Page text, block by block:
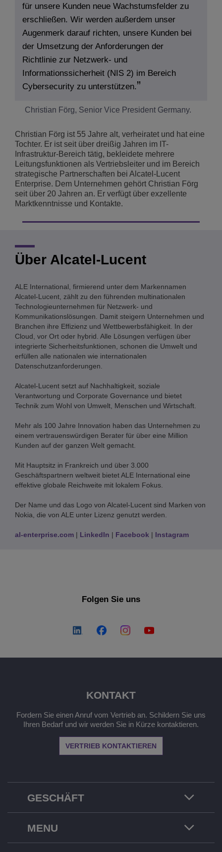
für unsere Kunden neue Wachstumsfelder zu
erschließen. Wir werden außerdem unser
Augenmerk darauf richten, unsere Kunden bei
der Umsetzung der Anforderungen der
Richtlinie zur Netzwerk- und
Informationssicherheit (NIS 2) im Bereich
Cybersecurity zu unterstützen.
Christian Förg, Senior Vice President Germany.
Christian Förg ist 55 Jahre alt, verheiratet und hat eine
Tochter. Er ist seit über dreißig Jahren im IT-
Infrastruktur-Bereich tätig, bekleidete mehrere
Leitungsfunktionen als Vertriebsleiter und im Bereich
strategische Partnerschaften bei Alcatel-Lucent
Enterprise. Dem Unternehmen gehört Christian Förg
seit über 20 Jahren an. Er verfügt über exzellente
Marktkenntnisse und Kontakte.
Über Alcatel-Lucent
ALE International, firmierend unter dem Markennamen
Alcatel-Lucent, zählt zu den führenden multinationalen
Technologieunternehmen für Netzwerk- und
Kommunikationslösungen. Damit steigern Unternehmen und
Branchen ihre Effizienz und Wettbewerbsfähigkeit. In der
Cloud, vor Ort oder hybrid. Alle Lösungen verfügen über
integrierte Sicherheitsfunktionen, schonen die Umwelt und
erfüllen alle nationalen wie internationalen
Datenschutzanforderungen.
Alcatel-Lucent setzt auf Nachhaltigkeit, soziale
Verantwortung und Corporate Governance und bietet
Technik zum Wohl von Umwelt, Menschen und Wirtschaft.
Mehr als 100 Jahre Innovation haben das Unternehmen zu
einem vertrauenswürdigen Berater für über eine Million
Kunden auf der ganzen Welt gemacht.
Mit Hauptsitz in Frankreich und über 3.000
Geschäftspartnern weltweit bietet ALE International eine
effektive globale Reichweite mit lokalem Fokus.
Der Name und das Logo von Alcatel-Lucent sind Marken von
Nokia, die von ALE unter Lizenz genutzt werden.
al-enterprise.com | LinkedIn | Facebook | Instagram
Folgen Sie uns
GESCHÄFT
KONTAKT
Fordern Sie einen Anruf vom Vertrieb an. Schildern Sie uns
Ihren Bedarf und wir werden Sie in Kürze kontaktieren.
VERTRIEB KONTAKTIEREN
MENU